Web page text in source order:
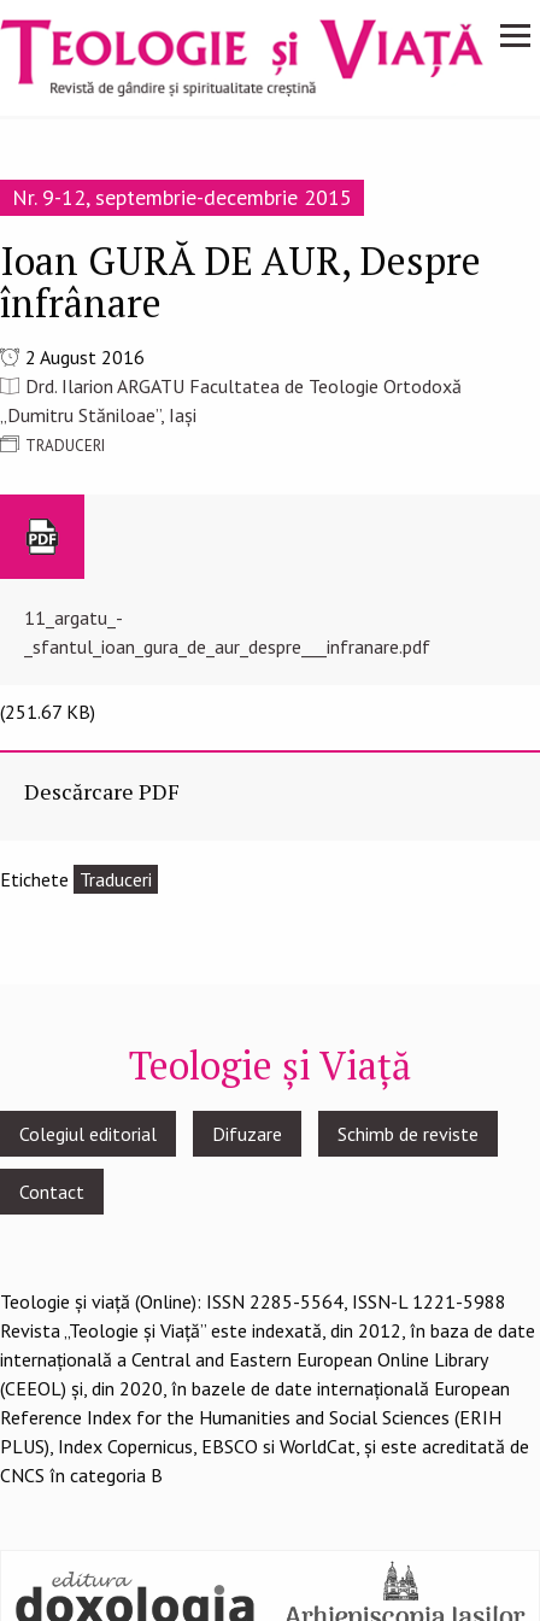
Mergi la conţinutul principal
Navigare
principală
Nr. 9-12, septembrie-decembrie 2015
Ioan GURĂ DE AUR, Despre
înfrânare
2 August 2016
Drd. Ilarion ARGATU Facultatea de Teologie Ortodoxă
„Dumitru Stăniloae”, Iași
TRADUCERI
11_argatu_-
_sfantul_ioan_gura_de_aur_despre___infranare.pdf
(251.67 KB)
Descărcare PDF
Etichete Traduceri
Teologie și Viață
Footer
menu
Colegiul editorial Difuzare Schimb de reviste
Contact
Teologie şi viaţă (Online): ISSN 2285-5564, ISSN-L 1221-5988
Revista „Teologie și Viață” este indexată, din 2012, în baza de date
internațională a Central and Eastern European Online Library
(CEEOL) și, din 2020, în bazele de date internațională European
Reference Index for the Humanities and Social Sciences (ERIH
PLUS), Index Copernicus, EBSCO si WorldCat, și este acreditată de
CNCS în categoria B